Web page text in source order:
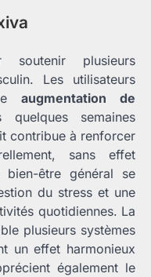
plusieurs
Les utilisateurs
augmentation de
quelques semaines
contribue à renforcer
sans effet
bien-être général se
du stress et une
quotidiennes. La
plusieurs systèmes
un effet harmonieux
également le